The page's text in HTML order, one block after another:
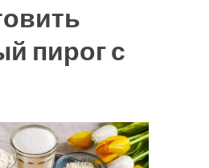
пирог с